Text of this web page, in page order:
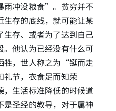
冲没粮食”。贫穷并不
存的底线，就可能让某
存、或者为了达到自己
他认为已经没有什么可
牲，世人称之为“铤而走
节，衣食足而知荣
生活标准降低的时候道
圣经的教导，对于属神